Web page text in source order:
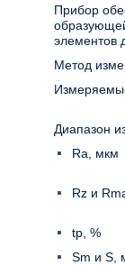
Прибор
элементов
Метод
Диапазон
Ra, мкм
Rz и
tp, %
Sm и S,